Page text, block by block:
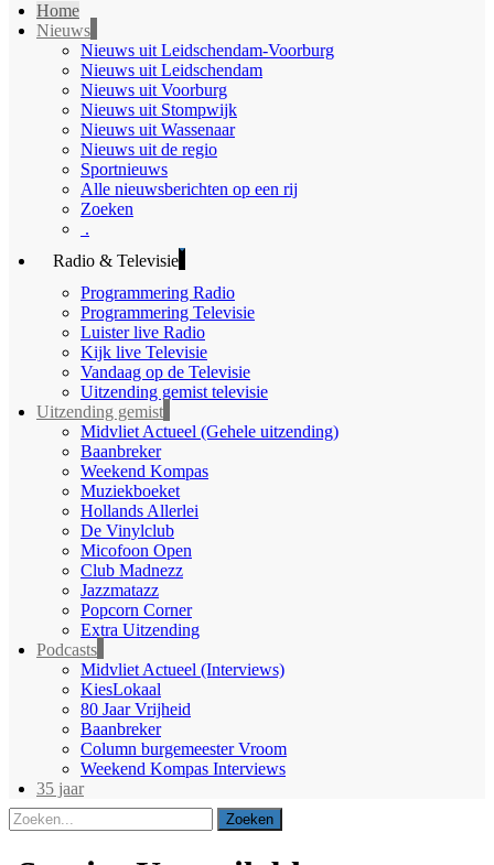
Home
Nieuws
Nieuws uit Leidschendam-Voorburg
Nieuws uit Leidschendam
Nieuws uit Voorburg
Nieuws uit Stompwijk
Nieuws uit Wassenaar
Nieuws uit de regio
Sportnieuws
Alle nieuwsberichten op een rij
Zoeken
.
Radio & Televisie
Programmering Radio
Programmering Televisie
Luister live Radio
Kijk live Televisie
Vandaag op de Televisie
Uitzending gemist televisie
Uitzending gemist
Midvliet Actueel (Gehele uitzending)
Baanbreker
Weekend Kompas
Muziekboeket
Hollands Allerlei
De Vinylclub
Micofoon Open
Club Madnezz
Jazzmatazz
Popcorn Corner
Extra Uitzending
Podcasts
Midvliet Actueel (Interviews)
KiesLokaal
80 Jaar Vrijheid
Baanbreker
Column burgemeester Vroom
Weekend Kompas Interviews
35 jaar
Zoeken